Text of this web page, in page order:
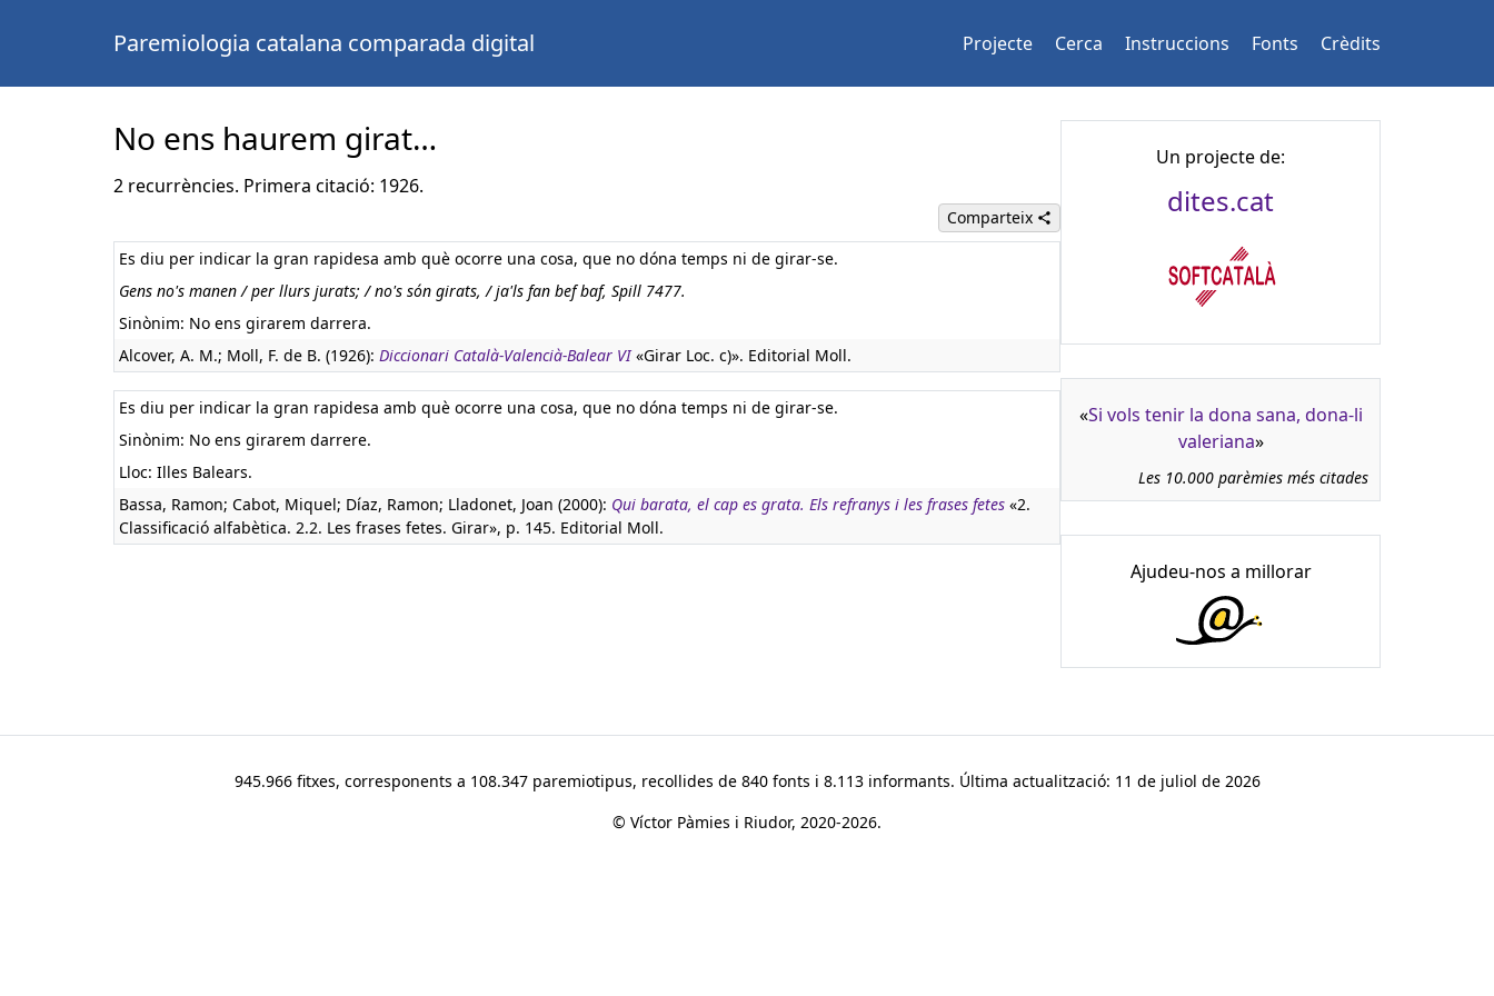
Paremiologia catalana comparada digital Projecte Cerca Instruccions Fonts Crèdits
No ens haurem girat…
2 recurrències. Primera citació: 1926.
Comparteix
Es diu per indicar la gran rapidesa amb què ocorre una cosa, que no dóna temps ni de girar-se.
Gens no's manen / per llurs jurats; / no's són girats, / ja'ls fan bef baf, Spill 7477.
Sinònim: No ens girarem darrera.
Alcover, A. M.; Moll, F. de B. (1926): Diccionari Català-Valencià-Balear VI«Girar Loc. c)». Editorial Moll.
Es diu per indicar la gran rapidesa amb què ocorre una cosa, que no dóna temps ni de girar-se.
Sinònim: No ens girarem darrere.
Lloc: Illes Balears.
Bassa, Ramon; Cabot, Miquel; Díaz, Ramon; Lladonet, Joan (2000): Qui barata, el cap es grata. Els refranys i les frases fetes «2.
Classificació alfabètica. 2.2. Les frases fetes. Girar», p. 145. Editorial Moll.
Un projecte de:
dites.cat
«Si vols tenir la dona sana, dona-li
valeriana»
Les 10.000 parèmies més citades
Ajudeu-nos a millorar
945.966 fitxes, corresponents a 108.347 paremiotipus, recollides de 840 fonts i 8.113 informants. Última actualització: 11 de juliol de 2026
© Víctor Pàmies i Riudor, 2020-2026.